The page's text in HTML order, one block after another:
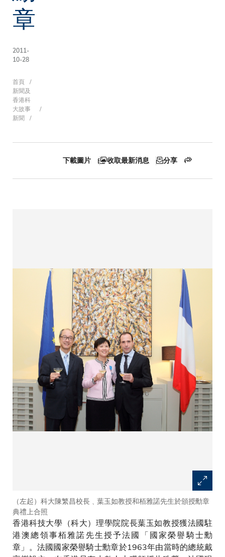
章
2011-
10-28
導
航
連
首頁
新聞及
香港科
大故事
新聞
下載圖片 收取最新消息 分享
（左起）科大陳繁昌校長﹑葉玉如教授和栢雅諾先生於頒授勳章
典禮上合照
香港科技大學（科大）理學院院長葉玉如教授獲法國駐
港澳總領事栢雅諾先生授予法國「國家榮譽騎士勳
章」。法國國家榮譽騎士勳章於1963年由當時的總統戴